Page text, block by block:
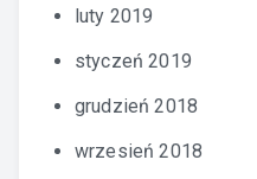
luty 2019
styczeń 2019
grudzień 2018
wrzesień 2018